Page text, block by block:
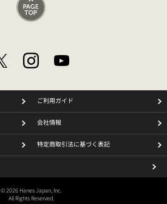
ご利用ガイド
会社情報
特定商取引法に基づく表記
© 2026 Hanes Japan, Inc.
All Rights Reserved.